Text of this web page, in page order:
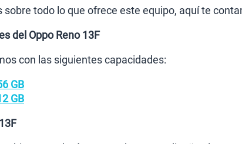
sobre todo lo que ofrece este equipo, aquí te
del Oppo Reno 13F
con las siguientes capacidades:
GB
GB